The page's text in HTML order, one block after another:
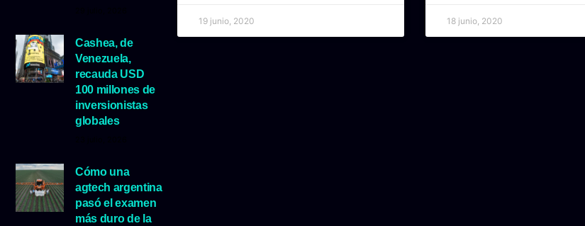
Cashea, de
Venezuela,
recauda USD
100 millones de
inversionistas
globales
Cómo una
agtech argentina
pasó el examen
más duro de la
19 junio, 2020 18 junio, 2020